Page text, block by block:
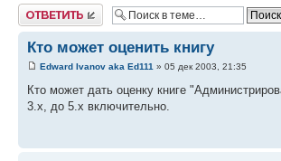
Ответить
Кто может оценить книгу
Edward Ivanov aka Ed111 » 05 дек 2003, 21:35
Кто может дать оценку книге
3.х, до 5.х включительно.